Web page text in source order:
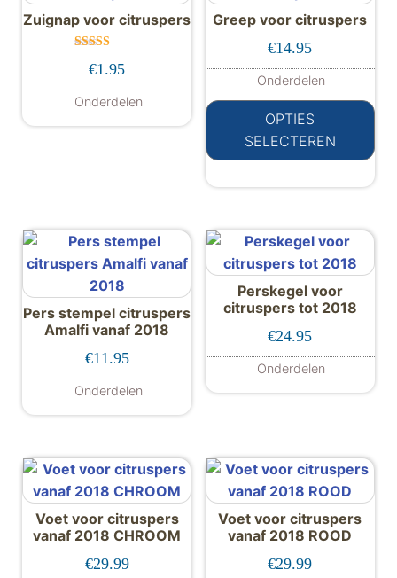
Zuignap voor citruspers
d
uit 5
€1.95
Onderdelen
Greep voor citruspers
€14.95
Onderdelen
OPTIES
SELECTEREN
Pers stempel citruspers
Amalfi vanaf 2018
€11.95
Onderdelen
Perskegel voor
citruspers tot 2018
€24.95
Onderdelen
Voet voor citruspers
vanaf 2018 CHROOM
€29.99
Voet voor citruspers
vanaf 2018 ROOD
€29.99